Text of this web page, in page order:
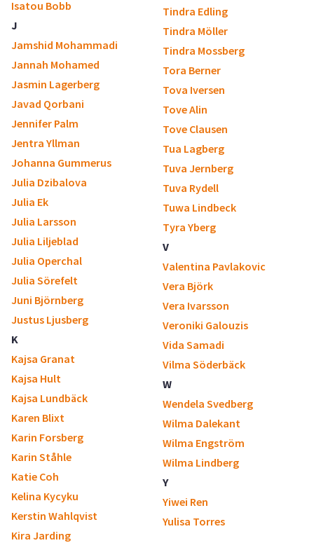
Isatou Bobb
J
Jamshid Mohammadi
Jannah Mohamed
Jasmin Lagerberg
Javad Qorbani
Jennifer Palm
Jentra Yllman
Johanna Gummerus
Julia Dzibalova
Julia Ek
Julia Larsson
Julia Liljeblad
Julia Operchal
Julia Sörefelt
Juni Björnberg
Justus Ljusberg
K
Kajsa Granat
Kajsa Hult
Kajsa Lundbäck
Karen Blixt
Karin Forsberg
Karin Ståhle
Katie Coh
Kelina Kycyku
Kerstin Wahlqvist
Kira Jarding
Tindra Edling
Tindra Möller
Tindra Mossberg
Tora Berner
Tova Iversen
Tove Alin
Tove Clausen
Tua Lagberg
Tuva Jernberg
Tuva Rydell
Tuwa Lindbeck
Tyra Yberg
V
Valentina Pavlakovic
Vera Björk
Vera Ivarsson
Veroniki Galouzis
Vida Samadi
Vilma Söderbäck
W
Wendela Svedberg
Wilma Dalekant
Wilma Engström
Wilma Lindberg
Y
Yiwei Ren
Yulisa Torres